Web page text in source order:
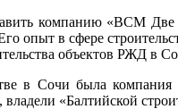
компанию «ВСМ
опыт в сфере
объектов РЖД в
в Сочи была
«Балтийской